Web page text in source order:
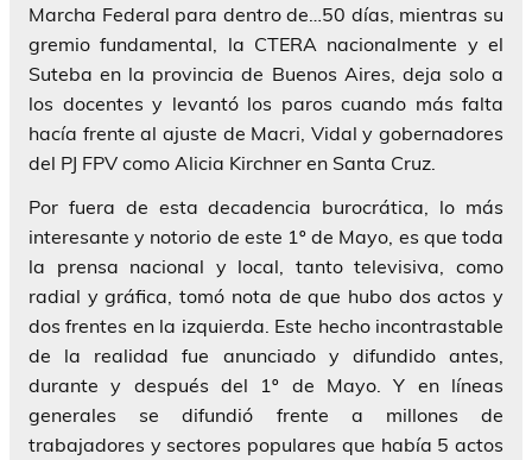
Marcha Federal para dentro de…50 días, mientras su
gremio fundamental, la CTERA nacionalmente y el
Suteba en la provincia de Buenos Aires, deja solo a
los docentes y levantó los paros cuando más falta
hacía frente al ajuste de Macri, Vidal y gobernadores
del PJ FPV como Alicia Kirchner en Santa Cruz.
Por fuera de esta decadencia burocrática, lo más
interesante y notorio de este 1º de Mayo, es que toda
la prensa nacional y local, tanto televisiva, como
radial y gráfica, tomó nota de que hubo dos actos y
dos frentes en la izquierda. Este hecho incontrastable
de la realidad fue anunciado y difundido antes,
durante y después del 1º de Mayo. Y en líneas
generales se difundió frente a millones de
trabajadores y sectores populares que había 5 actos